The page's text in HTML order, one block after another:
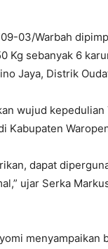
03/Warbah
Kg sebanyak 6
Jaya, Distrik
wujud kepedulian
Kabupaten
dapat
ujar Serka
menyampaikan